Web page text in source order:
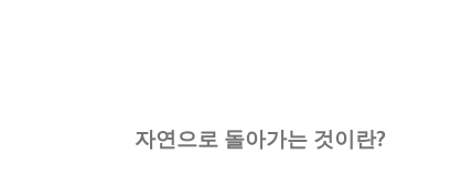
자연으로 돌아가는 것이란?